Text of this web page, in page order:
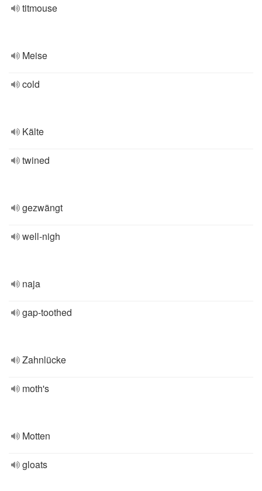
titmouse
Meise
cold
Kälte
twined
gezwängt
well-nigh
naja
gap-toothed
Zahnlücke
moth's
Motten
gloats